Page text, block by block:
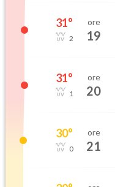
31°
2
ore
19
31°
1
ore
20
30°
0
ore
21